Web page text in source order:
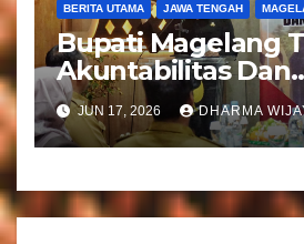
BERITA UTAMA JAWA TENGAH
Bupati Magelang
Akuntabilitas Dan
Tranparansi
Bantuan
JUN 17, 2026 DHARMA